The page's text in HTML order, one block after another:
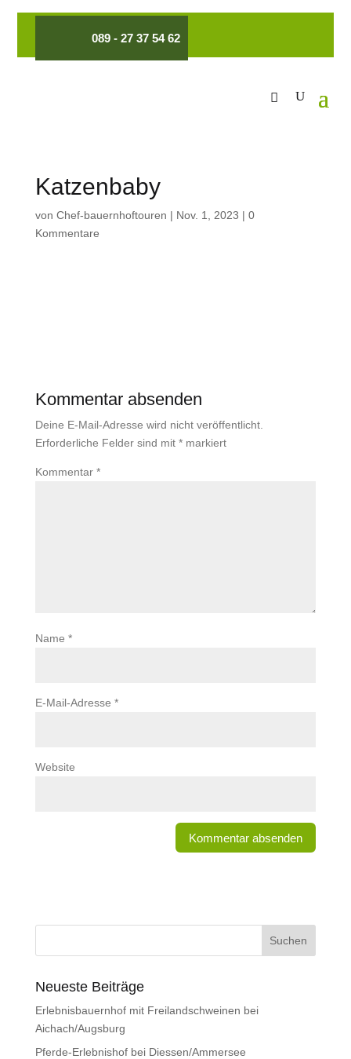
089 - 27 37 54 62
Katzenbaby
von Chef-bauernhoftouren | Nov. 1, 2023 | 0
Kommentare
Kommentar absenden
Deine E-Mail-Adresse wird nicht veröffentlicht.
Erforderliche Felder sind mit *markiert
Kommentar *
Name *
E-Mail-Adresse *
Website
Neueste Beiträge
Erlebnisbauernhof mit Freilandschweinen bei
Aichach/Augsburg
Pferde-Erlebnishof bei Diessen/Ammersee